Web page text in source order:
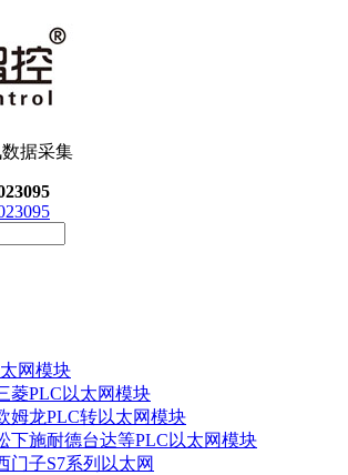
据采集
网模块
菱PLC以太网模块
姆龙PLC转以太网模块
下施耐德台达等PLC以太网模块
门子S7系列以太网